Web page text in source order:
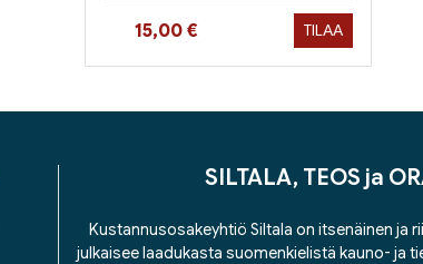
Hinta nyt
15,00 € TILAA
SILTALA, TEOS ja
Kustannusosakeyhtiö Siltala on itsenäinen ja
julkaisee laadukasta suomenkielistä kauno- ja